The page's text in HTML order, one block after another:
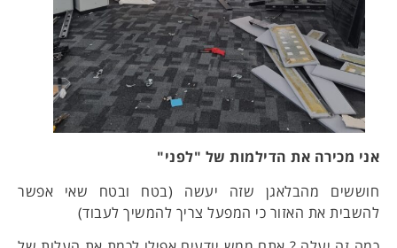
אני מכירה את הדילמות של "לפני"
חוששים מהבלאגן שזה יעשה (בטח ובטח שאי אפשר
להשבית את האזור כי המפעל צריך להמשיך לעבוד)